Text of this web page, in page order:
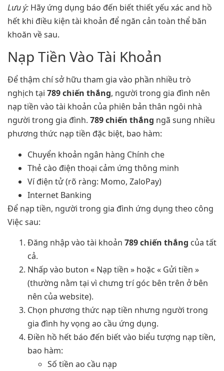
Lưu ý: Hãy ứng dụng báo đến biết thiết yếu xác and hồ
hết khi điều kiện tài khoản để ngăn cản toàn thể băn
khoăn về sau.
Nạp Tiền Vào Tài Khoản
Để thậm chí sở hữu tham gia vào phần nhiều trò
nghịch tại 789 chiến thắng, người trong gia đình nên
nạp tiền vào tài khoản của phiên bản thân ngôi nhà
người trong gia đình. 789 chiến thắng ngã sung nhiều
phương thức nạp tiền đặc biệt, bao hàm:
Chuyển khoản ngân hàng Chính che
Thẻ cào điện thoại cảm ứng thông minh
Ví điện tử (rõ ràng: Momo, ZaloPay)
Internet Banking
Để nạp tiền, người trong gia đình ứng dụng theo công
Việc sau:
Đăng nhập vào tài khoản 789 chiến thắng của tất
cả.
Nhấp vào buton « Nạp tiền » hoặc « Gửi tiền »
(thường nằm tại vì chưng trí góc bên trên ở bên
nên của website).
Chọn phương thức nạp tiền nhưng người trong
gia đình hy vọng ao cầu ứng dụng.
Điền hồ hết báo đến biết vào biểu tượng nạp tiền,
bao hàm:
Số tiền ao cầu nạp